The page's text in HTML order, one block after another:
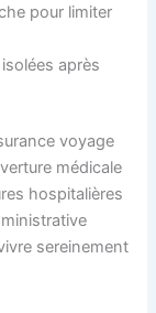
pour limiter
après
voyage
médicale
hospitalières
sereinement